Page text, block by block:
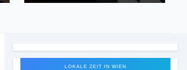
LOKALE ZEIT IN WIEN